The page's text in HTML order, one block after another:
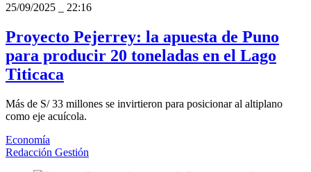
25/09/2025
22:16
Proyecto Pejerrey: la apuesta de Puno
para producir 20 toneladas en el Lago
Titicaca
Más de S/ 33 millones se invirtieron para posicionar al altiplano
como eje acuícola.
Economía
Redacción Gestión